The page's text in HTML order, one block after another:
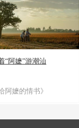
“阿嬷”游潮汕
阿嬷的情书》